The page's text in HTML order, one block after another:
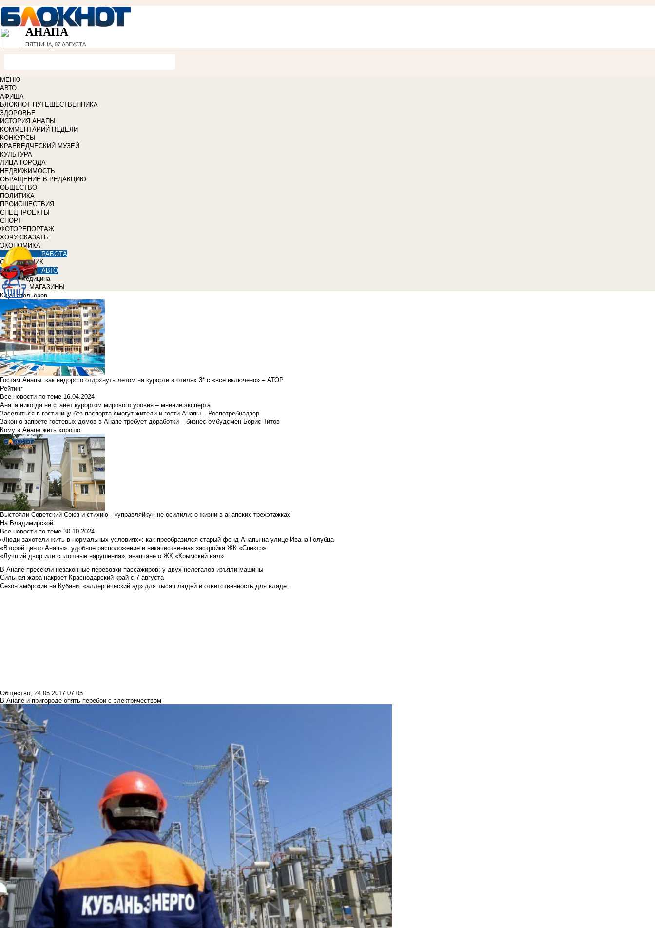
АНАПА
ПЯТНИЦА, 07 АВГУСТА
МЕНЮ
АВТО
АФИША
БЛОКНОТ ПУТЕШЕСТВЕННИКА
ЗДОРОВЬЕ
ИСТОРИЯ АНАПЫ
КОММЕНТАРИЙ НЕДЕЛИ
КОНКУРСЫ
КРАЕВЕДЧЕСКИЙ МУЗЕЙ
КУЛЬТУРА
ЛИЦА ГОРОДА
НЕДВИЖИМОСТЬ
ОБРАЩЕНИЕ В РЕДАКЦИЮ
ОБЩЕСТВО
ПОЛИТИКА
ПРОИСШЕСТВИЯ
СПЕЦПРОЕКТЫ
СПОРТ
ФОТОРЕПОРТАЖ
ХОЧУ СКАЗАТЬ
ЭКОНОМИКА
РАБОТА
СПРАВОЧНИК
АВТО
Медицина
МАГАЗИНЫ
Клуб отельеров
Гостям Анапы: как недорого отдохнуть летом на курорте в отелях 3* с «все включено» – АТОР
Рейтинг
Все новости по теме 16.04.2024
Анапа никогда не станет курортом мирового уровня – мнение эксперта
Заселиться в гостиницу без паспорта смогут жители и гости Анапы – Роспотребнадзор
Закон о запрете гостевых домов в Анапе требует доработки – бизнес-омбудсмен Борис Титов
Кому в Анапе жить хорошо
Выстояли Советский Союз и стихию - «управляйку» не осилили: о жизни в анапских трехэтажках
На Владимирской
Все новости по теме 30.10.2024
«Люди захотели жить в нормальных условиях»: как преобразился старый фонд Анапы на улице Ивана Голубца
«Второй центр Анапы»: удобное расположение и некачественная застройка ЖК «Спектр»
«Лучший двор или сплошные нарушения»: анапчане о ЖК «Крымский вал»
В Анапе пресекли незаконные перевозки пассажиров: у двух нелегалов изъяли машины
Сильная жара накроет Краснодарский край с 7 августа
Сезон амброзии на Кубани: «аллергический ад» для тысяч людей и ответственность для владе...
Общество, 24.05.2017 07:05
В Анапе и пригороде опять перебои с электричеством